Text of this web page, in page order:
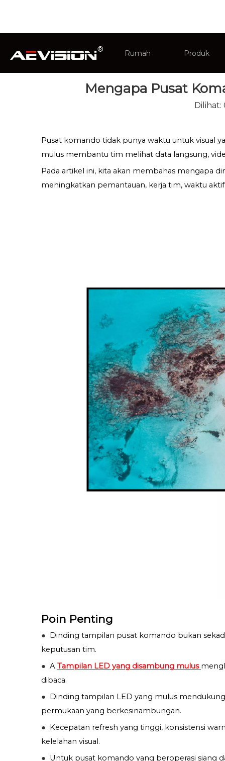
Rumah Produk
Rumah
Mengapa Pusat
Dilihat:
Pusat komando tidak punya waktu untuk visual
mulus membantu tim melihat data langsung,
Pada artikel ini, kita akan membahas mengapa
meningkatkan pemantauan, kerja tim, waktu
Poin Penting
● Dinding tampilan pusat komando bukan
keputusan tim.
● A Tampilan LED yang disambung mulus
dibaca.
● Dinding tampilan LED yang mulus
permukaan yang berkesinambungan.
● Kecepatan refresh yang tinggi, konsistensi
kelelahan visual.
● Untuk pusat komando yang beroperasi siang